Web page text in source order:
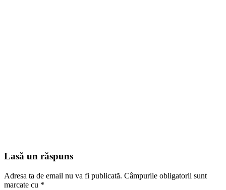
Lasă un răspuns
Adresa ta de email nu va fi publicată. Câmpurile obligatorii sunt
marcate cu *